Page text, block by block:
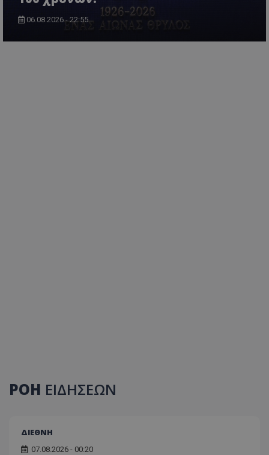
06.08.2026 - 22:55
ΡΟΗ ΕΙΔΗΣΕΩΝ
ΔΙΕΘΝΗ
07.08.2026 - 00:20